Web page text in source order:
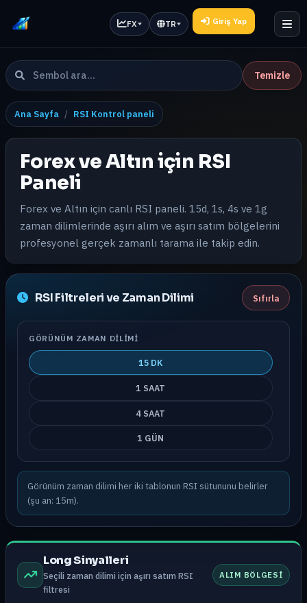
FX TR Giriş Yap
Temizle
Ana Sayfa RSI Kontrol paneli
Forex ve Altın için RSI
Paneli
Forex ve Altın için canlı RSI paneli. 15d, 1s, 4s ve 1g
zaman dilimlerinde aşırı alım ve aşırı satım bölgelerini
profesyonel gerçek zamanlı tarama ile takip edin.
RSI Filtreleri ve Zaman Dilimi Sıfırla
GÖRÜNÜM ZAMAN DILIMI
15 DK
1 SAAT
4 SAAT
1 GÜN
Görünüm zaman dilimi her iki tablonun RSI sütununu belirler
(şu an: 15m).
Long Sinyalleri
Seçili zaman dilimi için aşırı satım RSI
filtresi
ALIM BÖLGESI